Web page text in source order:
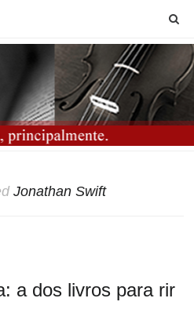
Jonathan Swift
a dos livros para rir